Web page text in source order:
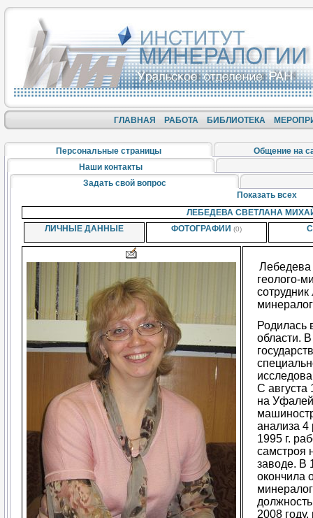
ГЛАВНАЯ РАБОТА БИБЛИОТЕКА
Персональные страницы
Общение на
Наши контакты
Задать свой вопрос
Показать всех
ЛЕБЕДЕВА СВЕТЛАНА
ЛИЧНЫЕ ДАННЫЕ
ФОТОГРАФИИ (0)
Лебедева
геолого-
Родилась
области.
С августа
на
анализа 4
1995 г.
самстроя
заводе. В
окончила
2008